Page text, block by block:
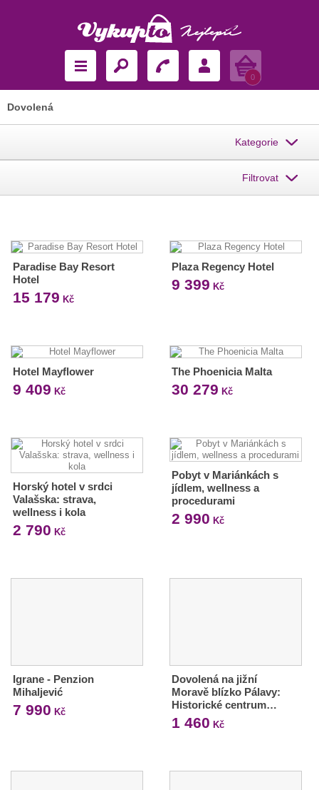
Košík
0
Dovolená
Kategorie
Filtrovat
Paradise Bay Resort
Hotel
15 179 Kč
Plaza Regency Hotel
9 399 Kč
Hotel Mayflower
9 409 Kč
The Phoenicia Malta
30 279 Kč
Horský hotel v srdci
Valašska: strava,
wellness i kola
2 790 Kč
Pobyt v Mariánkách s
jídlem, wellness a
procedurami
2 990 Kč
Igrane - Penzion
Mihaljević
7 990 Kč
Dovolená na jižní
Moravě blízko Pálavy:
Historické centrum…
1 460 Kč